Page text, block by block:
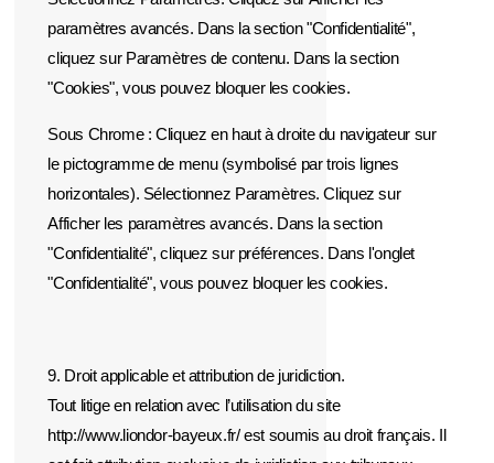
paramètres avancés. Dans la section "Confidentialité",
cliquez sur Paramètres de contenu. Dans la section
"Cookies", vous pouvez bloquer les cookies.
Sous Chrome : Cliquez en haut à droite du navigateur sur
le pictogramme de menu (symbolisé par trois lignes
horizontales). Sélectionnez Paramètres. Cliquez sur
Afficher les paramètres avancés. Dans la section
"Confidentialité", cliquez sur préférences. Dans l'onglet
"Confidentialité", vous pouvez bloquer les cookies.
9. Droit applicable et attribution de juridiction.
Tout litige en relation avec l’utilisation du site
http://www.liondor-bayeux.fr/ est soumis au droit français. Il